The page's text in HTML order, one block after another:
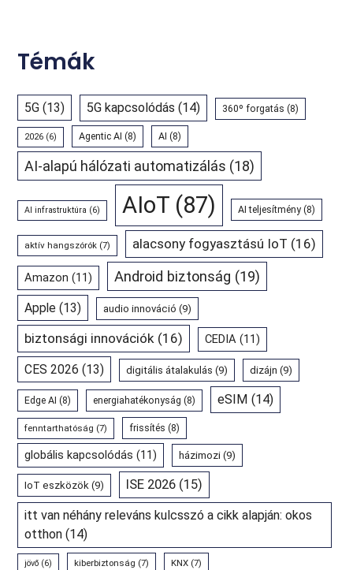
Témák
5G (13) 5G kapcsolódás (14) 360º forgatás (8)
2026 (6) Agentic AI (8) AI (8)
AI-alapú hálózati automatizálás (18)
AI infrastruktúra (6) AIoT (87) AI teljesítmény (8)
aktív hangszórók (7) alacsony fogyasztású IoT (16)
Amazon (11) Android biztonság (19)
Apple (13) audio innováció (9)
biztonsági innovációk (16) CEDIA (11)
CES 2026 (13) digitális átalakulás (9) dizájn (9)
Edge AI (8) energiahatékonyság (8) eSIM (14)
fenntarthatóság (7) frissítés (8)
globális kapcsolódás (11) házimozi (9)
IoT eszközök (9) ISE 2026 (15)
itt van néhány releváns kulcsszó a cikk alapján: okos
otthon (14)
jövő (6) kiberbiztonság (7) KNX (7)